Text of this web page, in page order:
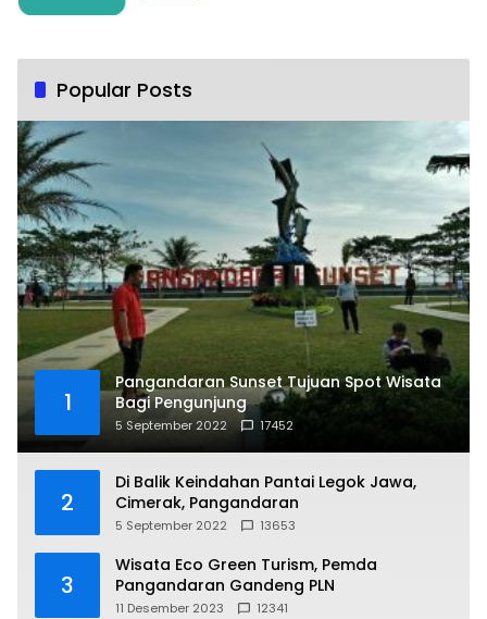
Popular Posts
1
Pangandaran Sunset Tujuan Spot Wisata
Bagi Pengunjung
5 September 2022 17452
2
Di Balik Keindahan Pantai Legok Jawa,
Cimerak, Pangandaran
5 September 2022 13653
3
Wisata Eco Green Turism, Pemda
Pangandaran Gandeng PLN
11 Desember 2023 12341